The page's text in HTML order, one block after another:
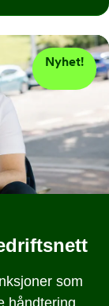
Nyhet!
som
håndtering